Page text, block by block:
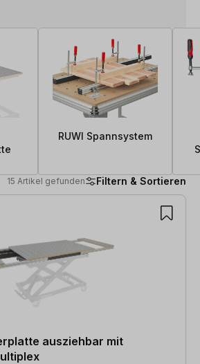
RUWI Spannsystem
15 Artikel gefunden Filtern & Sortieren
ausziehbar mit